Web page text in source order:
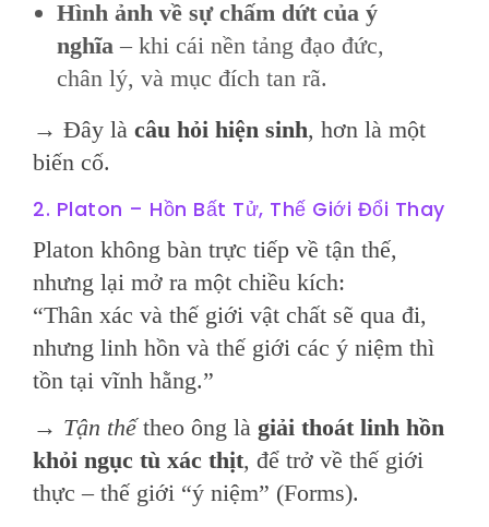
Hình ảnh về sự chấm dứt của ý
nghĩa– khi cái nền tảng đạo đức,
chân lý, và mục đích tan rã.
→ Đây là câu hỏi hiện sinh, hơn là một
biến cố.
2. Platon – Hồn Bất Tử, Thế Giới Đổi Thay
Platon không bàn trực tiếp về tận thế,
nhưng lại mở ra một chiều kích:
“Thân xác và thế giới vật chất sẽ qua đi,
nhưng linh hồn và thế giới các ý niệm thì
tồn tại vĩnh hằng.”
→ Tận thếtheo ông là giải thoát linh hồn
khỏi ngục tù xác thịt, để trở về thế giới
thực – thế giới “ý niệm” (Forms).